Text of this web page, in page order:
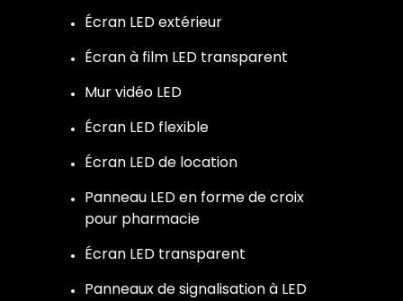
Écran LED extérieur
Écran à film LED transparent
Mur vidéo LED
Écran LED flexible
Écran LED de location
Panneau LED en forme de croix
pour pharmacie
Écran LED transparent
Panneaux de signalisation à LED